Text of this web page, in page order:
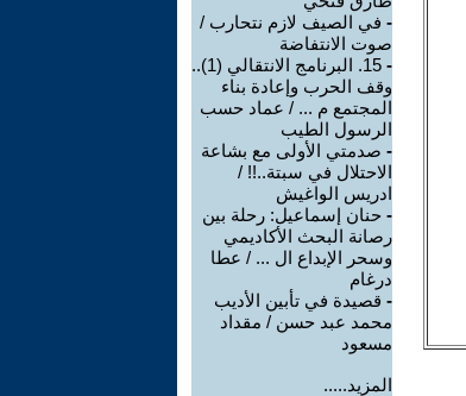
- في الصيف لازم نتحارب /
صوت الانتفاضة
-
15. البرنامج الانتقالي (1)..
وقف الحرب وإعادة بناء
المجتمع م ... / عماد حسب
الرسول الطيب
- صدمتي الأولى مع بشاعة
الاحتلال في سبتة..!! /
ادريس الواغيش
- حنان إسماعيل: رحلة بين
رصانة البحث الأكاديمي
وسحر الإبداع ال ... / عطا
درغام
- قصيدة في تأبين الأديب
محمد عبد حسن / مقداد
مسعود
المزيد.....